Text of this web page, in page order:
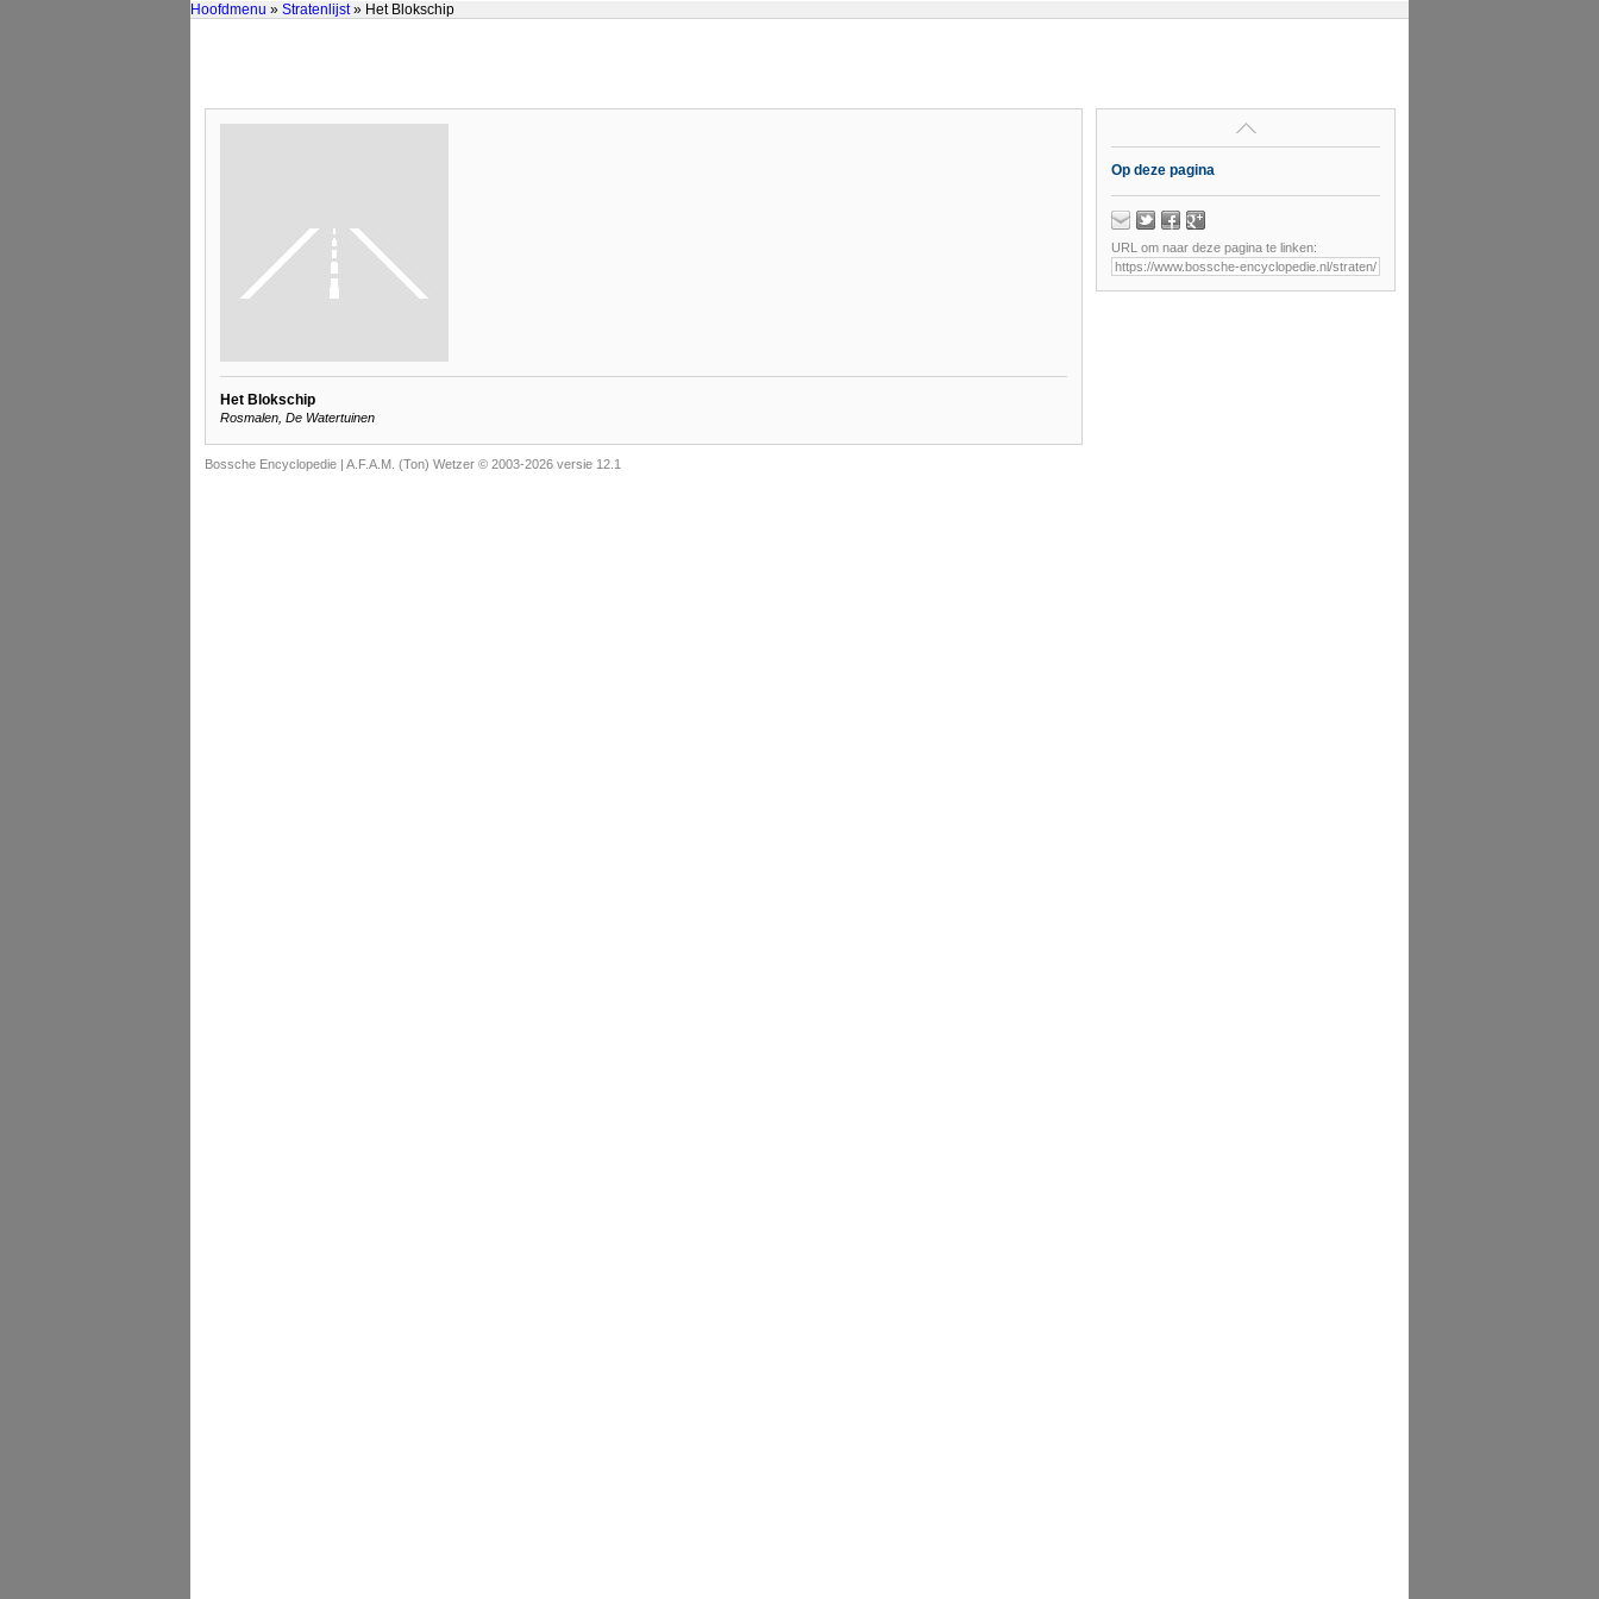
Hoofdmenu » Stratenlijst» Het Blokschip
Het Blokschip
Rosmalen, De Watertuinen
Op deze pagina
URL om naar deze pagina te linken:
Bossche Encyclopedie | A.F.A.M. (Ton) Wetzer © 2003-2026 versie 12.1